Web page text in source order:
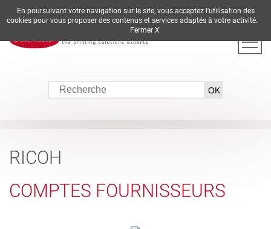
DE EN ES FR IT
RICOH
COMPTES FOURNISSEURS
En poursuivant votre navigation sur le site, vous acceptez l'utilisation des
cookies pour vous proposer des contenus et services adaptés à votre activité.
Fermer X